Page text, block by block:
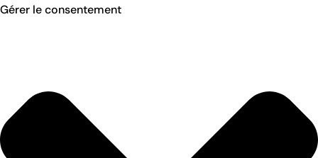
Gérer le consentement